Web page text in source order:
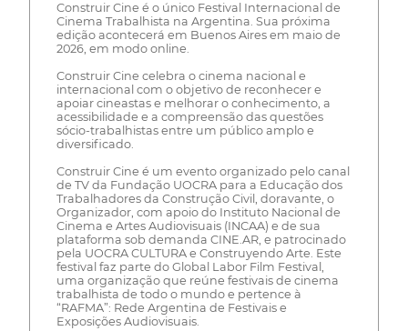
Construir Cine é o único Festival Internacional de
Cinema Trabalhista na Argentina. Sua próxima
edição acontecerá em Buenos Aires em maio de
2026, em modo online.
Construir Cine celebra o cinema nacional e
internacional com o objetivo de reconhecer e
apoiar cineastas e melhorar o conhecimento, a
acessibilidade e a compreensão das questões
sócio-trabalhistas entre um público amplo e
diversificado.
Construir Cine é um evento organizado pelo canal
de TV da Fundação UOCRA para a Educação dos
Trabalhadores da Construção Civil, doravante, o
Organizador, com apoio do Instituto Nacional de
Cinema e Artes Audiovisuais (INCAA) e de sua
plataforma sob demanda CINE.AR, e patrocinado
pela UOCRA CULTURA e Construyendo Arte. Este
festival faz parte do Global Labor Film Festival,
uma organização que reúne festivais de cinema
trabalhista de todo o mundo e pertence à
“RAFMA”: Rede Argentina de Festivais e
Exposições Audiovisuais.